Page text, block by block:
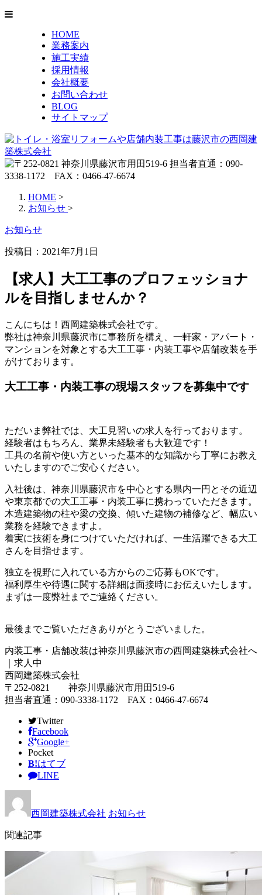
HOME
業務案内
施工実績
採用情報
会社概要
お問い合わせ
BLOG
サイトマップ
HOME >
お知らせ >
お知らせ
投稿日：2021年7月1日
【求人】大工工事のプロフェッショナ
ルを目指しませんか？
こんにちは！西岡建築株式会社です。
弊社は神奈川県藤沢市に事務所を構え、一軒家・アパート・
マンションを対象とする大工工事・内装工事や店舗改装を手
がけております。
大工工事・内装工事の現場スタッフを募集中です
ただいま弊社では、大工見習いの求人を行っております。
経験者はもちろん、業界未経験者も大歓迎です！
工具の名前や使い方といった基本的な知識から丁寧にお教え
いたしますのでご安心ください。
入社後は、神奈川県藤沢市を中心とする県内一円とその近辺
や東京都での大工工事・内装工事に携わっていただきます。
木造建築物の柱や梁の交換、傾いた建物の補修など、幅広い
業務を経験できますよ。
着実に技術を身につけていただければ、一生活躍できる大工
さんを目指せます。
独立を視野に入れている方からのご応募もOKです。
福利厚生や待遇に関する詳細は面接時にお伝えいたします。
まずは一度弊社までご連絡ください。
最後までご覧いただきありがとうございました。
内装工事・店舗改装は神奈川県藤沢市の西岡建築株式会社へ
｜求人中
西岡建築株式会社
〒252-0821 神奈川県藤沢市用田519-6
担当者直通：090-3338-1172 FAX：0466-47-6674
Twitter
Facebook
Google+
Pocket
B!はてブ
LINE
西岡建築株式会社 お知らせ
関連記事